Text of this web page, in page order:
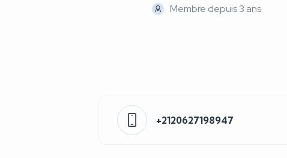
Membre depuis 3 ans
+2120627198947